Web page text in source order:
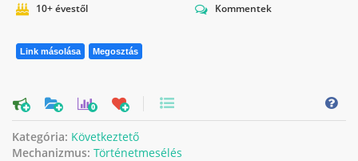
10+ évestől
Kommentek
Link másolása Megosztás
0
Kategória: Következtető
Mechanizmus: Történetmesélés